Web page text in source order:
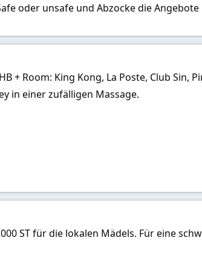
oder unsafe und Abzocke die
+ Room: King Kong, La Poste, Club Sin,
in einer zufälligen Massage.
ST für die lokalen Mädels. Für eine